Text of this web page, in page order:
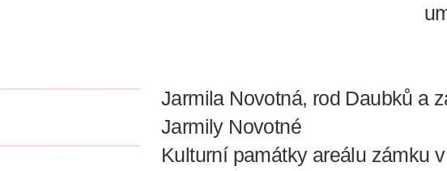
Jarmila Novotná, rod Daubků a
Jarmily Novotné
Kulturní památky areálu zámku